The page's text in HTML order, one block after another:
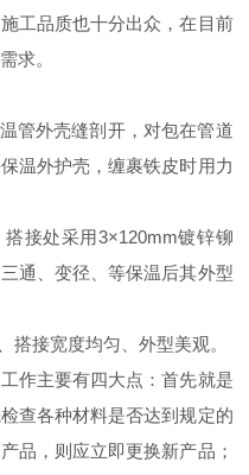
工品质也十分出众，在目前
求。
外壳缝剖开，对包在管道
温外护壳，缠裹铁皮时用力
接处采用3×120mm镀锌铆
通、变径、等保温后其外型
接宽度均匀、外型美观。
作主要有四大点：首先就是
查各种材料是否达到规定的
品，则应立即更换新产品；